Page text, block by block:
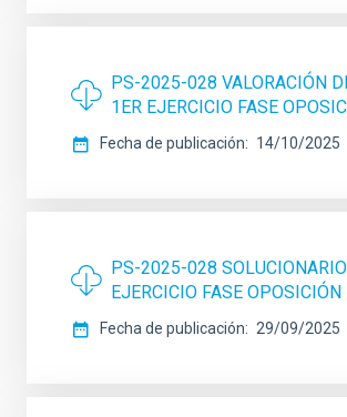
PS-2025-028 VALORACIÓN
1ER EJERCICIO FASE
Fecha de publicación 14/10/2025
PS-2025-028
EJERCICIO FASE OPOSICIÓN
Fecha de publicación 29/09/2025